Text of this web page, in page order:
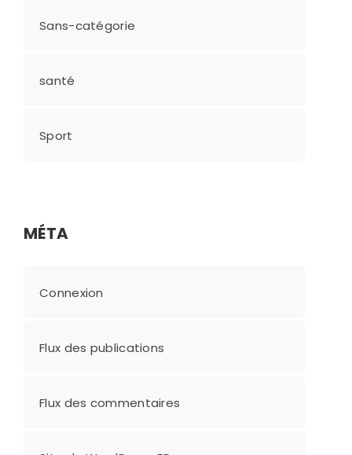
Sans-catégorie
santé
Sport
MÉTA
Connexion
Flux des publications
Flux des commentaires